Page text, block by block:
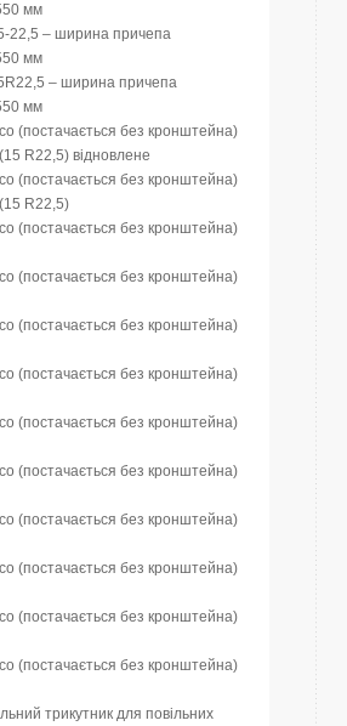
мм
22,5 – ширина причепа
мм
– ширина причепа
мм
(постачається без кронштейна)
R22,5) відновлене
(постачається без кронштейна)
R22,5)
(постачається без кронштейна)
(постачається без кронштейна)
(постачається без кронштейна)
(постачається без кронштейна)
(постачається без кронштейна)
(постачається без кронштейна)
(постачається без кронштейна)
(постачається без кронштейна)
(постачається без кронштейна)
(постачається без кронштейна)
трикутник для повільних